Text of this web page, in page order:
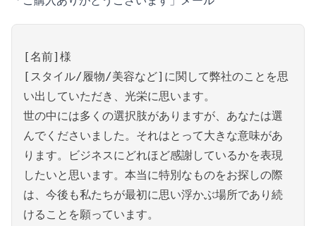
[名前]様
[スタイル/履物/美容など]に関して弊社のことを思
い出していただき、光栄に思います。
世の中には多くの選択肢がありますが、あなたは選
んでくださいました。それはとって大きな意味があ
ります。ビジネスにどれほど感謝しているかを表現
したいと思います。本当に特別なものをお探しの際
は、今後も私たちが最初に思い浮かぶ場所であり続
けることを願っています。